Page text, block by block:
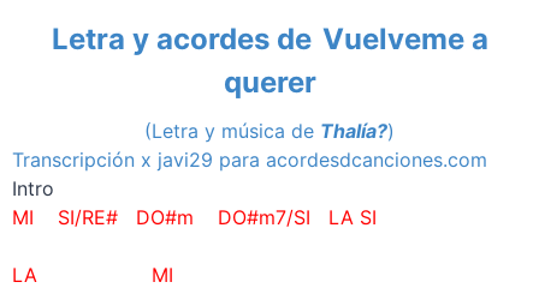
Letra y acordes de Vuelveme a
querer
(Letra y música de Thalía?)
Transcripción x javi29 para acordesdcanciones.com
Intro
MI SI/RE# DO#m DO#m7/SI LA SI
LA MI